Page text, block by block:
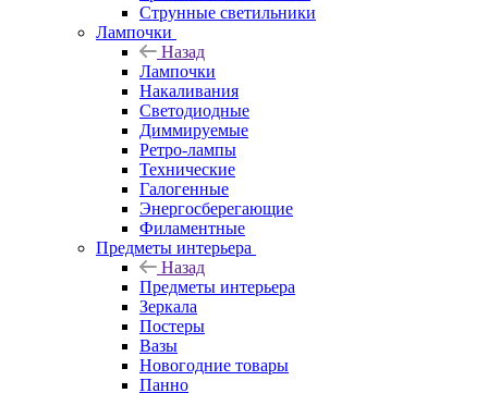
Струнные светильники
Лампочки
Назад
Лампочки
Накаливания
Светодиодные
Диммируемые
Ретро-лампы
Технические
Галогенные
Энергосберегающие
Филаментные
Предметы интерьера
Назад
Предметы интерьера
Зеркала
Постеры
Вазы
Новогодние товары
Панно